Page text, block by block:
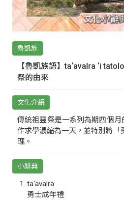
魯凱族
【魯凱族語】ta‘avalra ‘i
祭的由來
文化介紹
傳統祖靈祭是一系列為期四個
作求學濃縮為一天，並特別將「
理。
小辭典
ta‘avalra
勇士成年禮